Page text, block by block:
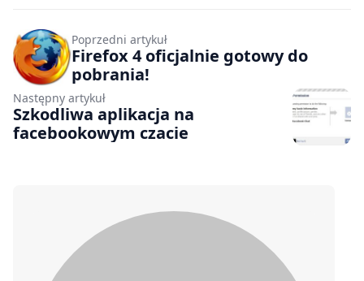
Poprzedni artykuł
Firefox 4 oficjalnie gotowy do
pobrania!
Następny artykuł
Szkodliwa aplikacja na
facebookowym czacie